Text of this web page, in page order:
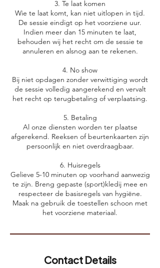
3. Te laat komen
Wie te laat komt, kan niet uitlopen in tijd.
De sessie eindigt op het voorziene uur.
Indien meer dan 15 minuten te laat,
behouden wij het recht om de sessie te
annuleren en alsnog aan te rekenen.
4. No show
Bij niet opdagen zonder verwittiging wordt
de sessie volledig aangerekend en vervalt
het recht op terugbetaling of verplaatsing.
5. Betaling
Al onze diensten worden ter plaatse
afgerekend. Reeksen of beurtenkaarten zijn
persoonlijk en niet overdraagbaar.
6. Huisregels
Gelieve 5-10 minuten op voorhand aanwezig
te zijn. Breng gepaste (sport)kledij mee en
respecteer de basisregels van hygiëne.
Maak na gebruik de toestellen schoon met
het voorziene materiaal.
Contact Details